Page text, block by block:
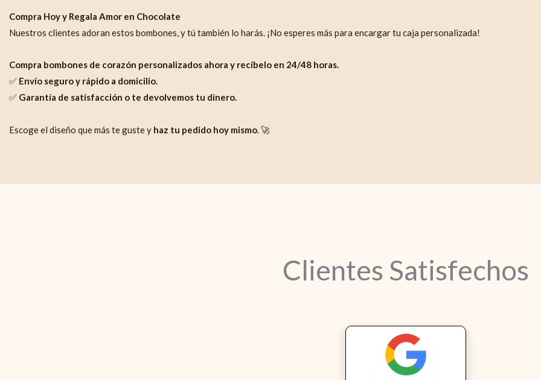
Compra Hoy y Regala Amor en Chocolate
Nuestros clientes adoran estos bombones, y tú también lo harás. ¡No esperes más para encargar tu caja personalizada!
Compra bombones de corazón personalizados ahora y recíbelo en 24/48 horas.
✅ Envío seguro y rápido a domicilio.
✅ Garantía de satisfacción o te devolvemos tu dinero.
Escoge el diseño que más te guste y haz tu pedido hoy mismo . 🚀
Clientes Satisfechos